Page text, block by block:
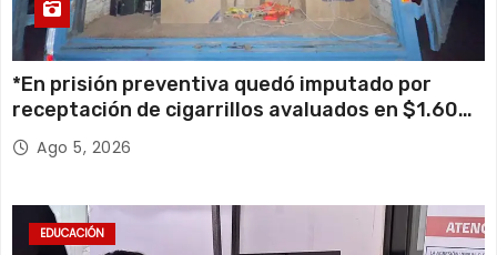
*En prisión preventiva quedó imputado por
receptación de cigarrillos avaluados en $1.600
millones*
Ago 5, 2026
EDUCACIÓN